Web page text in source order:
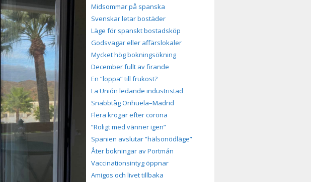
Midsommar på spanska
Svenskar letar bostäder
Läge för spanskt bostadsköp
Godsvagar eller affärslokaler
Mycket hög bokningsökning
December fullt av firande
En ”loppa” till frukost?
La Unión ledande industristad
Snabbtåg Orihuela–Madrid
Flera krogar efter corona
”Roligt med vänner igen”
Spanien avslutar ”hälsonödläge”
Åter bokningar av Portmán
Vaccinationsintyg öppnar
Amigos och livet tillbaka